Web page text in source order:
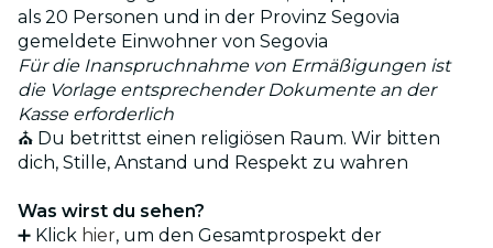
als 20 Personen und in der Provinz Segovia
gemeldete Einwohner von Segovia
Für die Inanspruchnahme von Ermäßigungen ist
die Vorlage entsprechender Dokumente an der
Kasse erforderlich
⛪ Du betrittst einen religiösen Raum. Wir bitten
dich, Stille, Anstand und Respekt zu wahren
Was wirst du sehen?
➕ Klick hier, um den Gesamtprospekt der